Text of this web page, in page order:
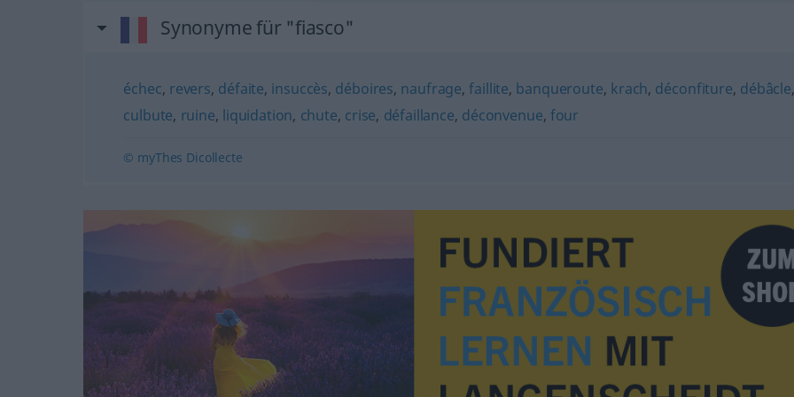
Synonyme für "fiasco"
échec, revers, défaite, insuccès, déboires, naufrage,faillite, banqueroute, krach, déconfiture, débâcle
culbute, ruine, liquidation, chute, crise, défaillance, déconvenue, four
© myThes Dicollecte